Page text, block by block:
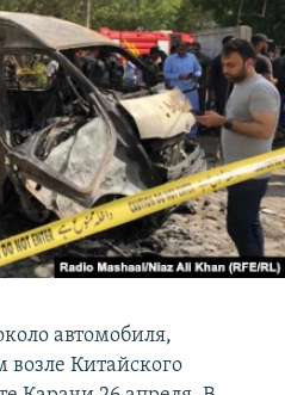
автомобиля,
Китайского